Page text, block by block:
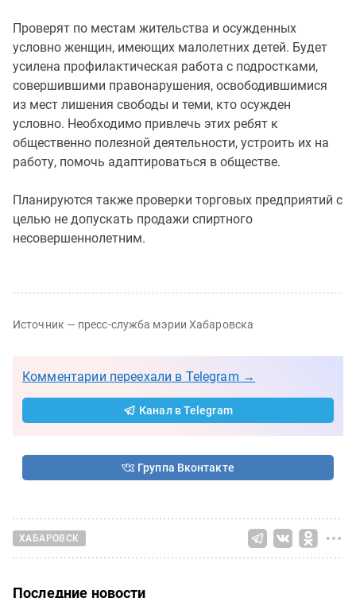
Проверят по местам жительства и осужденных
условно женщин, имеющих малолетних детей. Будет
усилена профилактическая работа с подростками,
совершившими правонарушения, освободившимися
из мест лишения свободы и теми, кто осужден
условно. Необходимо привлечь этих ребят к
общественно полезной деятельности, устроить их на
работу, помочь адаптироваться в обществе.
Планируются также проверки торговых предприятий с
целью не допускать продажи спиртного
несовершеннолетним.
Источник — пресс-служба мэрии Хабаровска
Комментарии переехали в Telegram →
Канал в Telegram
Группа Вконтакте
ХАБАРОВСК
Последние новости